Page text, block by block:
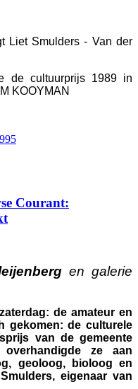
Liet Smulders - Van der
de cultuurprijs 1989 in
KOOYMAN
Courant:
en galerie
de amateur en
gekomen: de culturele
van de gemeente
overhandigde ze aan
geoloog, bioloog en
eigenaar van